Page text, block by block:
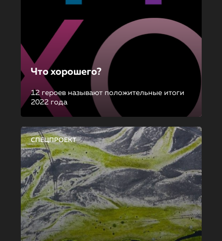
Что хорошего?
12 героев называют положительные итоги
2022 года
СПЕЦПРОЕКТ